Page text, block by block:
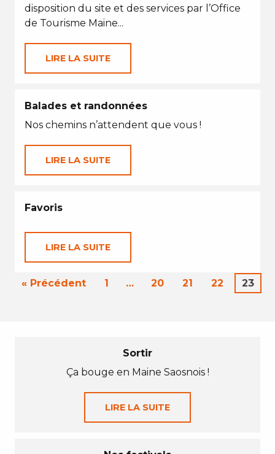
disposition du site et des services par l’Office
de Tourisme Maine...
LIRE LA SUITE
Balades et randonnées
Nos chemins n’attendent que vous !
LIRE LA SUITE
Favoris
LIRE LA SUITE
« Précédent 1 … 20 21 22 23
Sortir
Ça bouge en Maine Saosnois !
LIRE LA SUITE